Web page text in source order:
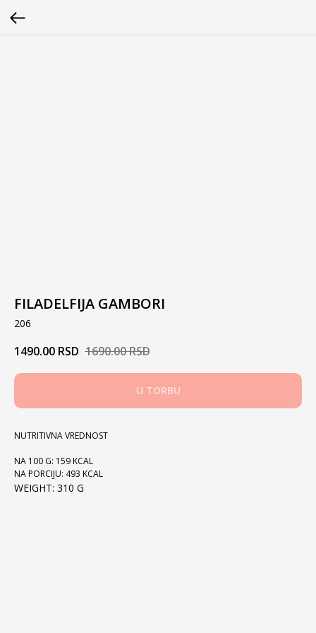
FILADELFIJA GAMBORI
206
1490.00 RSD 1690.00RSD
U TORBU
NUTRITIVNA VREDNOST
NA 100 G: 159 KCAL
NA PORCIJU: 493 KCAL
WEIGHT: 310 G